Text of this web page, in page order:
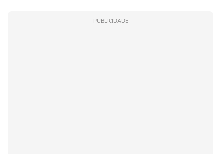
PUBLICIDADE